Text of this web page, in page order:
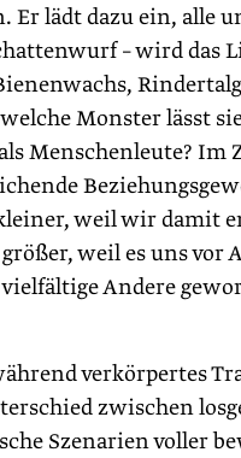
lädt dazu ein, alle
– wird das
Monster lässt
Menschenleute? Im
weil wir damit
weil es uns vor
Andere
verkörpertes
zwischen
Szenarien voller